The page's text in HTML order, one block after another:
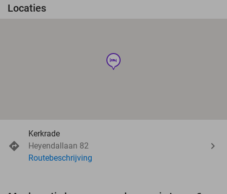
Locaties
hotel
Kerkrade
Heyendallaan 82
Routebeschrijving